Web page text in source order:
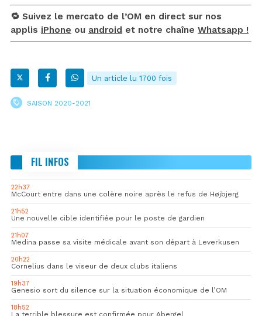
🔁 Suivez le mercato de l’OM en direct sur nos
applis iPhone ou android et notre chaîne Whatsapp !
Un article lu 1700 fois
SAISON 2020-2021
FIL INFOS
22h37
McCourt entre dans une colère noire après le refus de Højbjerg
21h52
Une nouvelle cible identifiée pour le poste de gardien
21h07
Medina passe sa visite médicale avant son départ à Leverkusen
20h22
Cornelius dans le viseur de deux clubs italiens
19h37
Genesio sort du silence sur la situation économique de l’OM
18h52
La terrible blessure est confirmée pour Abergel